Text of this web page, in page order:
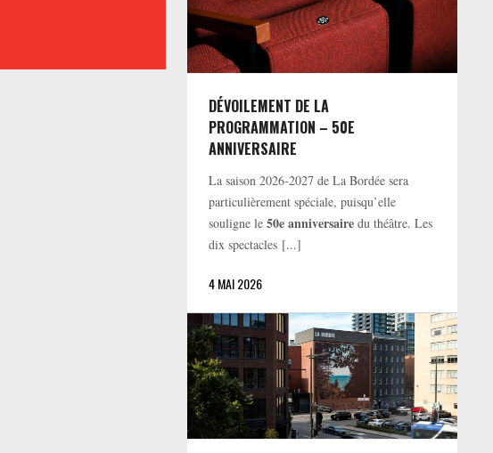
DÉVOILEMENT DE LA
PROGRAMMATION – 50E
ANNIVERSAIRE
La saison 2026-2027 de La Bordée sera
particulièrement spéciale, puisqu’elle
souligne le50e anniversaire du théâtre. Les
dix spectacles [...]
4 MAI 2026